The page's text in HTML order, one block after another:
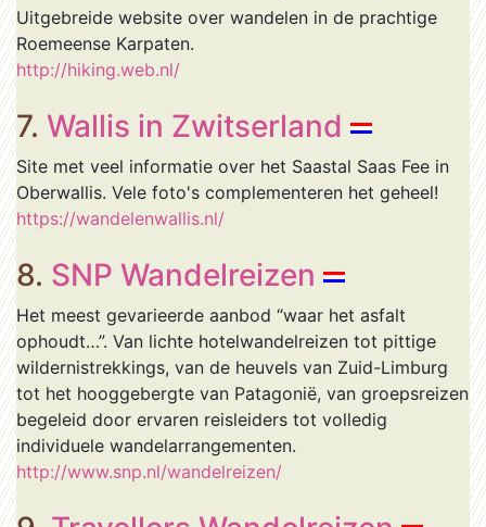
Uitgebreide website over wandelen in de prachtige
Roemeense Karpaten.
http://hiking.web.nl/
7. Wallis in Zwitserland
Site met veel informatie over het Saastal Saas Fee in
Oberwallis. Vele foto's complementeren het geheel!
https://wandelenwallis.nl/
8. SNP Wandelreizen
Het meest gevarieerde aanbod “waar het asfalt
ophoudt…”. Van lichte hotelwandelreizen tot pittige
wildernistrekkings, van de heuvels van Zuid-Limburg
tot het hooggebergte van Patagonië, van groepsreizen
begeleid door ervaren reisleiders tot volledig
individuele wandelarrangementen.
http://www.snp.nl/wandelreizen/